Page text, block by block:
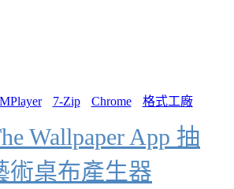
7-Zip Chrome 格式工廠
Wallpaper App 抽
術桌布產生器